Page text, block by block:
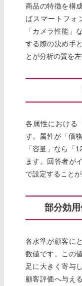
商品の特徴を構
ばスマートフォ
「カメラ性能」
する際の決め手
とが分析の質を左
各属性における
す。属性が「価
「容量」なら「
ます。回答者が
で設定することが
部分効
各水準が顧客に
数値です。この
足に大きく寄与
顧客評価へ与え